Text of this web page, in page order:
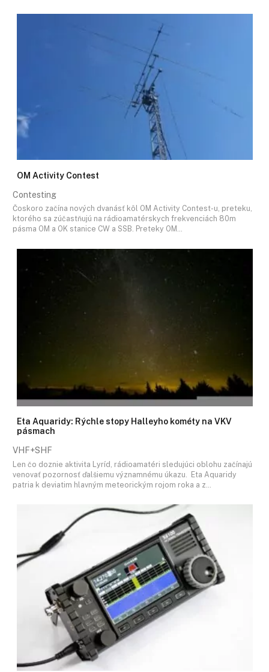
OM Activity Contest
Contesting
Čoskoro začína nových dvanásť kôl OM Activity Contest-u, preteku,
ktorého sa zúčastňujú na rádioamatérskych frekvenciách 80m
pásma OM a OK stanice CW a SSB. Preteky OM…
Eta Aquaridy: Rýchle stopy Halleyho kométy na VKV
pásmach
VHF+SHF
Len čo doznie aktivita Lyríd, rádioamatéri sledujúci oblohu začínajú
venovať pozornosť ďalšiemu významnému úkazu. Eta Aquaridy
patria k deviatim hlavným meteorickým rojom roka a z…